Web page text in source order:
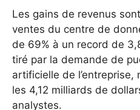
Les gains de revenus
ventes du centre de
de 69% à un record de
tiré par la demande de
artificielle de
les 4,12 milliards de
analystes.